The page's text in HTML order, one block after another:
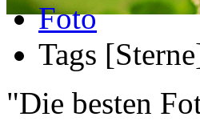
Foto
Tags
"Die besten